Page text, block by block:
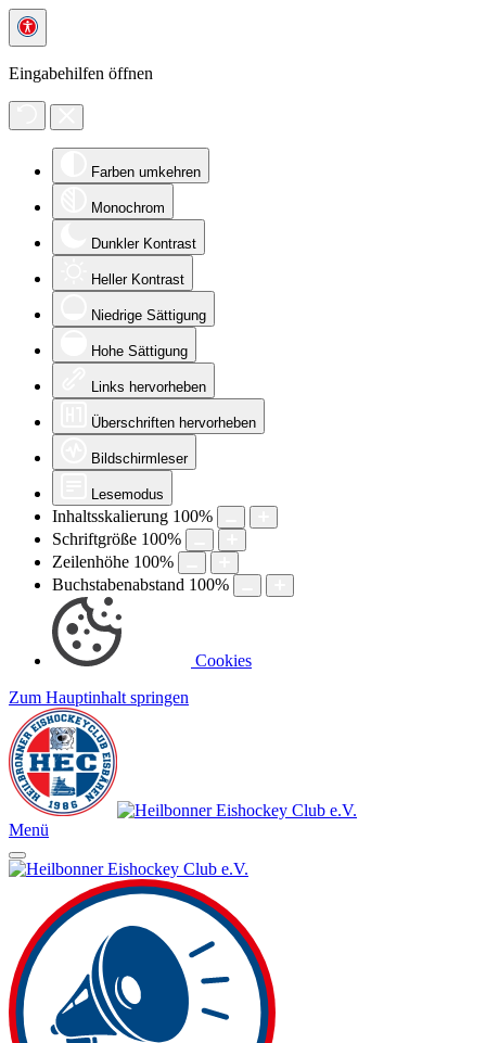
Eingabehilfen öffnen
Farben umkehren
Monochrom
Dunkler Kontrast
Heller Kontrast
Niedrige Sättigung
Hohe Sättigung
Links hervorheben
Überschriften hervorheben
Bildschirmleser
Lesemodus
Inhaltsskalierung 100%
Schriftgröße 100%
Zeilenhöhe 100%
Buchstabenabstand 100%
Cookies
Zum Hauptinhalt springen
Menü